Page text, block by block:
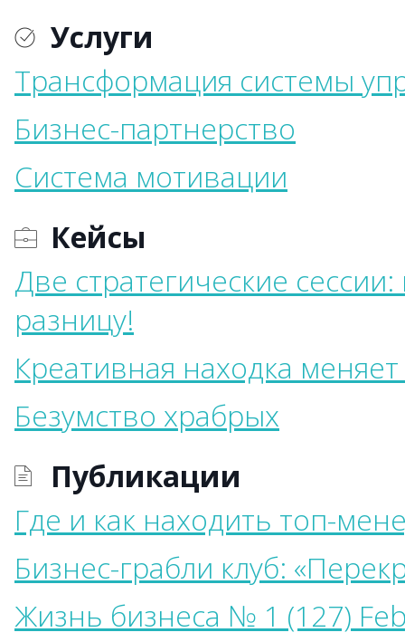
Услуги
Трансформация системы
Бизнес-партнерство
Система мотивации
Кейсы
Две стратегические
разницу!
Креативная находка
Безумство храбрых
Публикации
Где и как находить топ-
Бизнес-грабли клуб:
Жизнь бизнеса № 1 (127)